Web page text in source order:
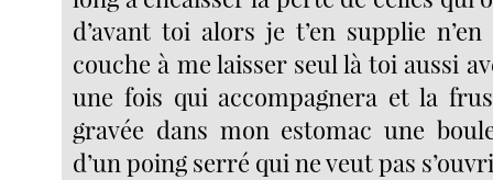
d’avant toi alors je t’en supplie
couche à me laisser seul là toi aussi
une fois qui accompagnera et la
gravée dans mon estomac une
d’un poing serré qui ne veut pas